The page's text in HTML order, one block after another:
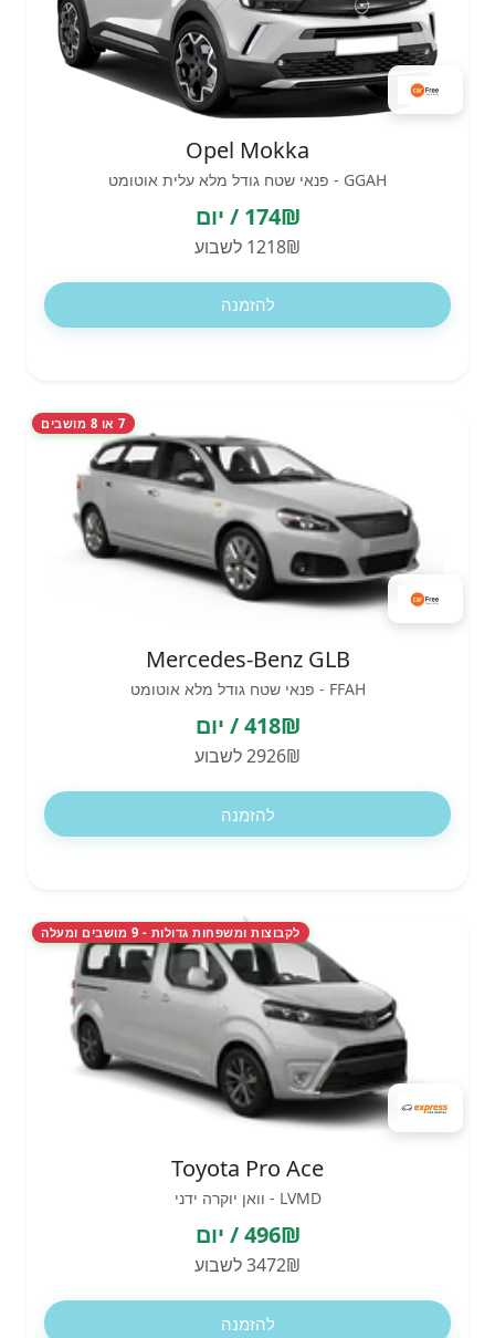
Opel Mokka
GGAH - פנאי שטח גודל מלא עלית אוטומט
174₪ / יום
1218₪ לשבוע
להזמנה
7 או 8 מושבים
Mercedes-Benz GLB
FFAH - פנאי שטח גודל מלא אוטומט
418₪ / יום
2926₪ לשבוע
להזמנה
לקבוצות ומשפחות גדולות - 9 מושבים ומעלה
Toyota Pro Ace
LVMD - וואן יוקרה ידני
496₪ / יום
3472₪ לשבוע
להזמנה